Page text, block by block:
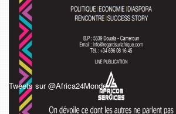
Tweets sur @Africa24Monde